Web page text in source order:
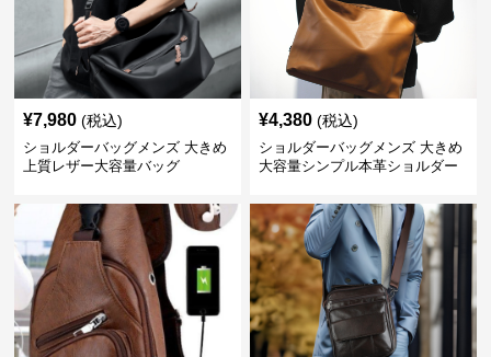
¥7,980 (税込)
ショルダーバッグメンズ 大きめ
上質レザー大容量バッグ
¥4,380 (税込)
ショルダーバッグメンズ 大きめ
大容量シンプル本革ショルダー